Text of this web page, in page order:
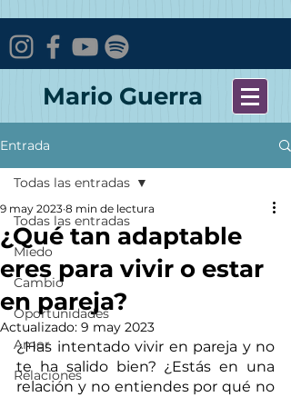
Mario Guerra
Entrada
Todas las entradas
Miedo
Cambio
Oportunidades
Amor
Relaciones
Todas las entradas
¿Qué tan adaptable
eres para vivir o estar
en pareja?
9 may 2023 8 min de lectura
Actualizado: 9 may 2023
¿Has intentado vivir en pareja y no
te ha salido bien? ¿Estás en una
relación y no entiendes por qué no